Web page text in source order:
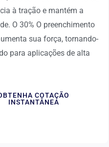
à tração e mantém a
O 30% O preenchimento
sua força, tornando-
para aplicações de alta
COTAÇÃO
INSTANTÂNEA